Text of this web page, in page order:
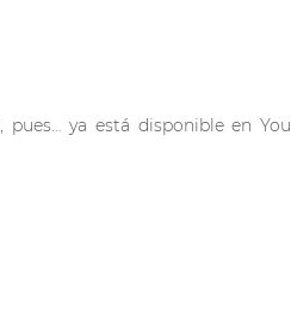
, pues… ya está disponible en